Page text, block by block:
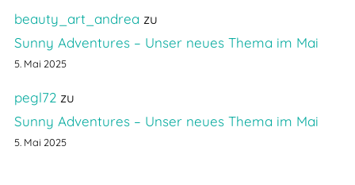
beauty_art_andrea zu
Sunny Adventures – Unser neues Thema im Mai
5. Mai 2025
pegl72zu
Sunny Adventures – Unser neues Thema im Mai
5. Mai 2025